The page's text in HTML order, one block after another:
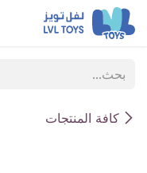
تخطي للذهاب إلى المحتوى
كافة المنتجات